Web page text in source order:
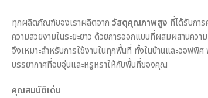
ทุกผลิตภัณฑ์ของเราผลิตจาก วัสดุคุณภาพสูง ที่ได้รับกา
ความสวยงามในระยะยาว ด้วยการออกแบบที่ผสมผสานความ
จึงเหมาะสำหรับการใช้งานในทุกพื้นที่ ทั้งในบ้านและออฟฟิ
บรรยากาศที่อบอุ่นและหรูหราให้กับพื้นที่ของคุณ
คุณสมบัติเด่น